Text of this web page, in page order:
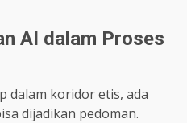
AI dalam Proses
dalam koridor etis, ada
dijadikan pedoman.